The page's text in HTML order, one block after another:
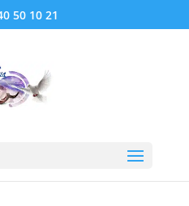
50 10 21